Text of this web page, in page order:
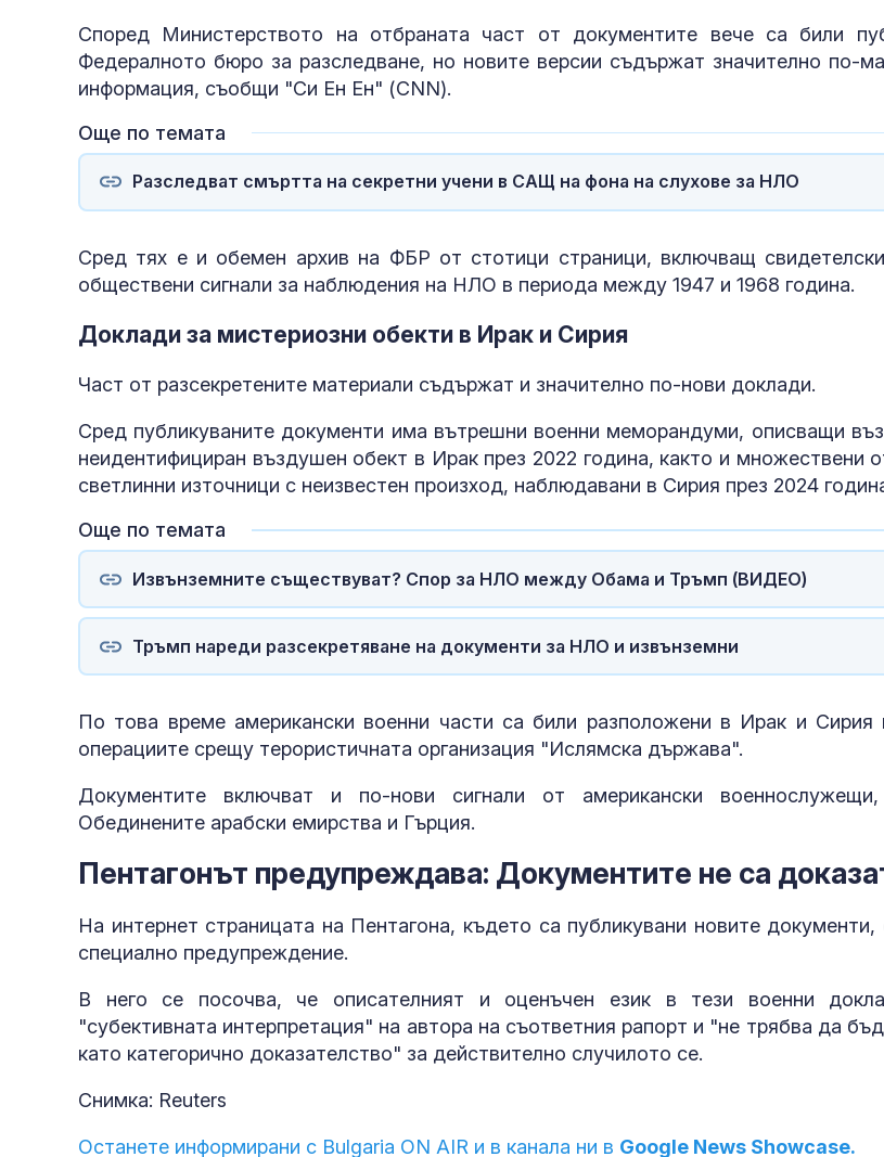
Според Министерството на отбраната част от документите вече са били
Федералното бюро за разследване, но новите версии съдържат значително по-
информация, съобщи "Си Ен Ен" (CNN).
Още по темата
Разследват смъртта на секретни учени в САЩ на фона на слухове за НЛО
Сред тях е и обемен архив на ФБР от стотици страници, включващ
обществени сигнали за наблюдения на НЛО в периода между 1947 и 1968 година.
Доклади за мистериозни обекти в Ирак и Сирия
Част от разсекретените материали съдържат и значително по-нови доклади.
Сред публикуваните документи има вътрешни военни меморандуми, описващи
неидентифициран въздушен обект в Ирак през 2022 година, както и множествени
светлинни източници с неизвестен произход, наблюдавани в Сирия през 2024
Още по темата
Извънземните съществуват? Спор за НЛО между Обама и Тръмп (ВИДЕО)
Тръмп нареди разсекретяване на документи за НЛО и извънземни
По това време американски военни части са били разположени в Ирак и Сирия
операциите срещу терористичната организация "Ислямска държава".
Документите включват и по-нови сигнали от американски
Обединените арабски емирства и Гърция.
Пентагонът предупреждава: Документите не са
На интернет страницата на Пентагона, където са публикувани новите
специално предупреждение.
В него се посочва, че описателният и оценъчен език в тези военни
"субективната интерпретация" на автора на съответния рапорт и "не трябва да
като категорично доказателство" за действително случилото се.
Снимка: Reuters
Останете информирани с Bulgaria ON AIR и в канала ни в Google News Showcase.